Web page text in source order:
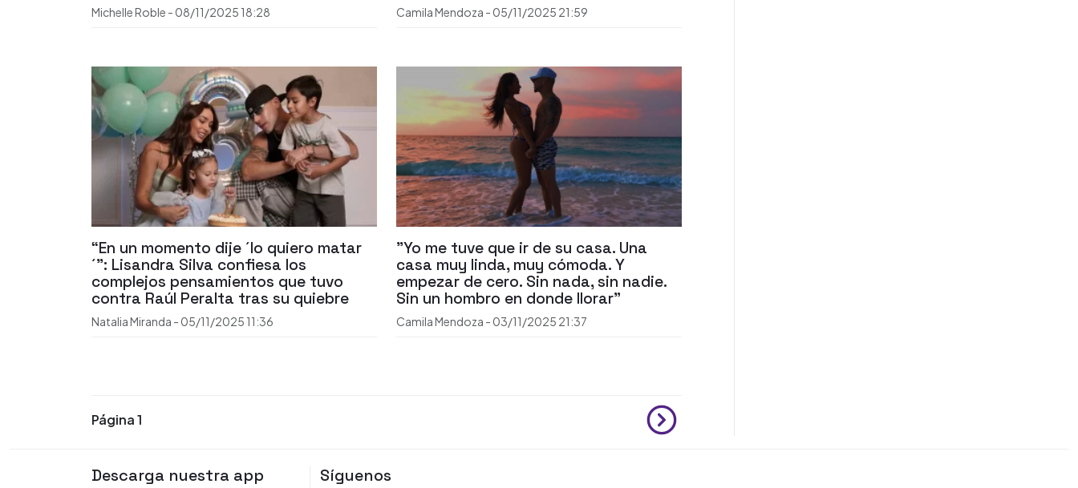
Michelle Roble - 08/11/2025 18:28 Camila Mendoza - 05/11/2025 21:59
“En un momento dije ´lo quiero matar
´”: Lisandra Silva confiesa los
complejos pensamientos que tuvo
contra Raúl Peralta tras su quiebre
Natalia Miranda - 05/11/2025 11:36
"Yo me tuve que ir de su casa. Una
casa muy linda, muy cómoda. Y
empezar de cero. Sin nada, sin nadie.
Sin un hombro en donde llorar"
Camila Mendoza - 03/11/2025 21:37
Página 1
Descarga nuestra app Síguenos